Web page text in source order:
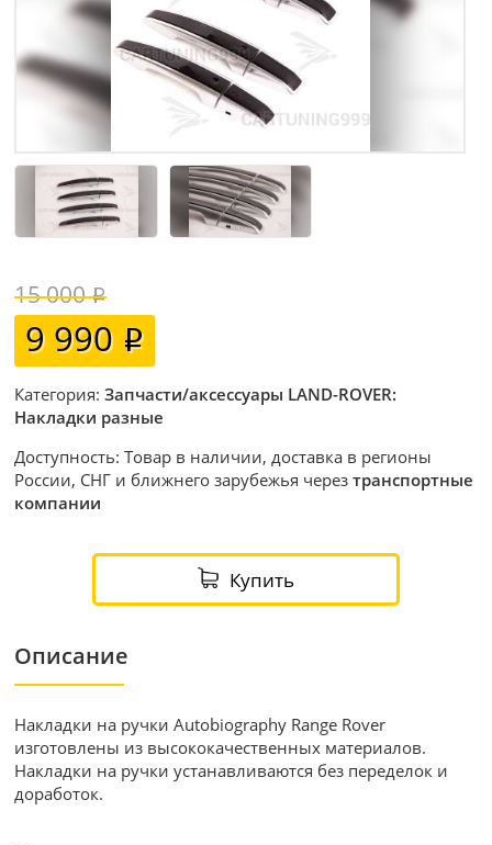
15 000
9 990
Категория:Запчасти/аксессуары LAND-ROVER:
Накладки разные
Доступность: Товар в наличии, доставка в регионы
России, СНГ и ближнего зарубежья черезтранспортные
компании
Купить
Описание
Накладки на ручки Autobiography Range Rover
изготовлены из высококачественных материалов.
Накладки на ручки устанавливаются без переделок и
доработок.